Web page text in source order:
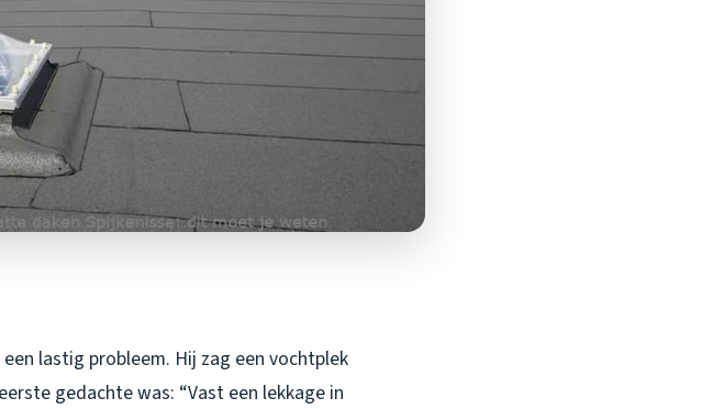
lastig probleem. Hij zag een vochtplek
gedachte was: “Vast een lekkage in